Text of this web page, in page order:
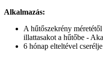
Alkalmazás:
A hűtőszekrény
illattasakot a hűtőbe -
6 hónap elteltével